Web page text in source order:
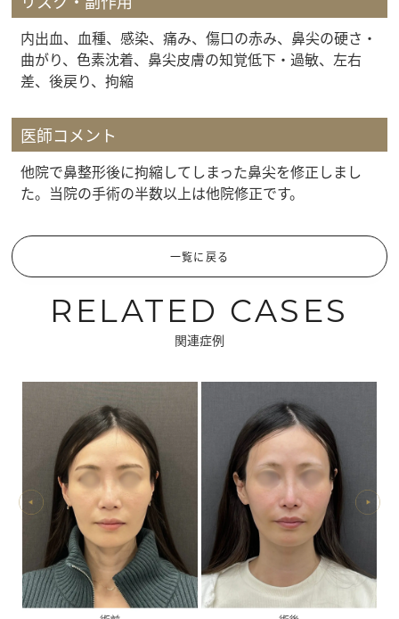
内出血、血種、感染、痛み、傷口の赤み、鼻尖の硬さ・
曲がり、色素沈着、鼻尖皮膚の知覚低下・過敏、左右
差、後戻り、拘縮
医師コメント
他院で鼻整形後に拘縮してしまった鼻尖を修正しまし
た。当院の手術の半数以上は他院修正です。
一覧に戻る
RELATED CASES
関連症例